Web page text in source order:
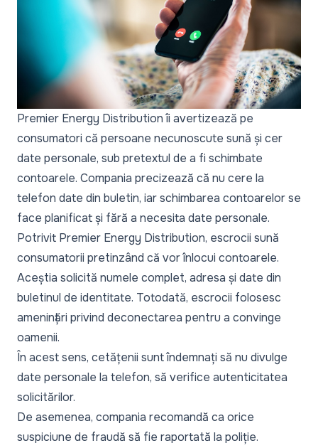
Premier Energy Distribution îi avertizează pe
consumatori că persoane necunoscute sună și cer
date personale, sub pretextul de a fi schimbate
contoarele. Compania precizează că nu cere la
telefon date din buletin, iar schimbarea contoarelor se
face planificat și fără a necesita date personale.
Potrivit Premier Energy Distribution, escrocii sună
consumatorii pretinzând că vor înlocui contoarele.
Aceștia solicită numele complet, adresa și date din
buletinul de identitate. Totodată, escrocii folosesc
amenințări privind deconectarea pentru a convinge
oamenii.
În acest sens, cetățenii sunt îndemnați să nu divulge
date personale la telefon, să verifice autenticitatea
solicitărilor.
De asemenea, compania recomandă ca orice
suspiciune de fraudă să fie raportată la poliție.